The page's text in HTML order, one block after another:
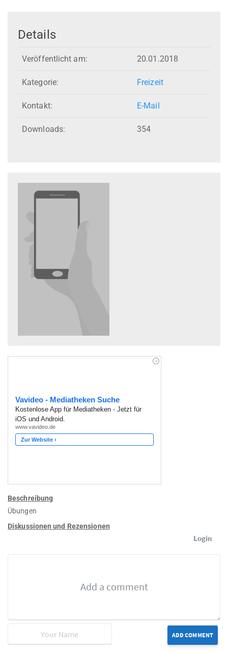
Details
Veröffentlicht am: 20.01.2018
Kategorie: Freizeit
Kontakt: E-Mail
Downloads: 354
Beschreibung
Übungen
Diskussionen und Rezensionen
Login
ADD COMMENT